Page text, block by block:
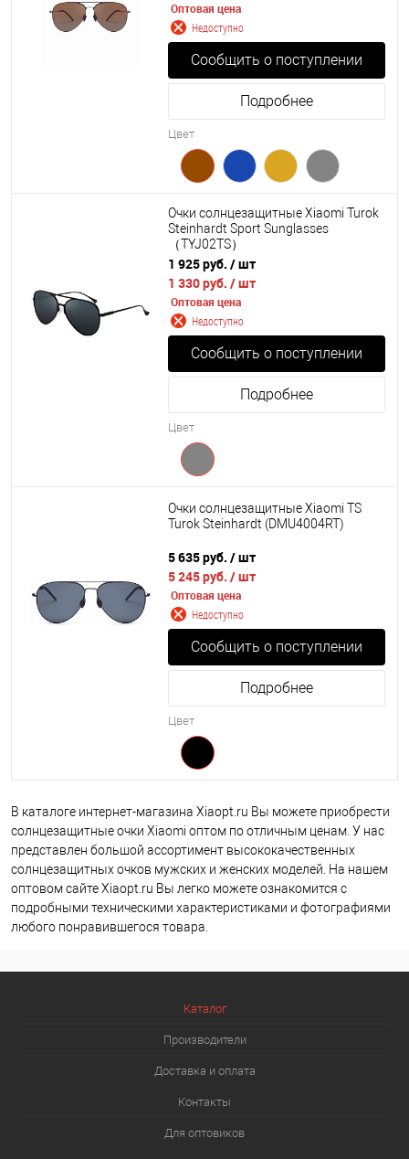
Оптовая цена
Недоступно
Сообщить о поступлении
Подробнее
Цвет
Очки солнцезащитные Xiaomi Turok
Steinhardt Sport Sunglasses
（TYJ02TS）
1 925 руб. / шт
1 330 руб. / шт
Оптовая цена
Недоступно
Сообщить о поступлении
Подробнее
Цвет
Очки солнцезащитные Xiaomi TS
Turok Steinhardt (DMU4004RT)
5 635 руб. / шт
5 245 руб. / шт
Оптовая цена
Недоступно
Сообщить о поступлении
Подробнее
Цвет
В каталоге интернет-магазина Xiaopt.ru Вы можете приобрести
солнцезащитные очки Xiaomi оптом по отличным ценам. У нас
представлен большой ассортимент высококачественных
солнцезащитных очков мужских и женских моделей. На нашем
оптовом сайте Xiaopt.ru Вы легко можете ознакомится с
подробными техническими характеристиками и фотографиями
любого понравившегося товара.
Каталог
Производители
Доставка и оплата
Контакты
Для оптовиков